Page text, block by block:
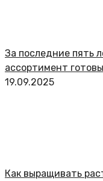
За последние пять
ассортимент
19.09.2025
Как выращивать